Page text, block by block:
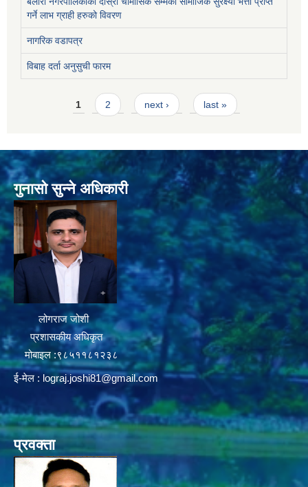
गर्ने लाभ ग्राही हरुको विवरण
नागरिक वडापत्र
विबाह दर्ता अनुसुची फारम
Pages1 2 next › last »
गुनासो सुन्ने अधिकारी
लोगराज जोशी
प्रशासकीय अधिकृत
मोबाइल :९८५११८१२३८
ई-मेल : lograj.joshi81@gmail.com
प्रवक्ता